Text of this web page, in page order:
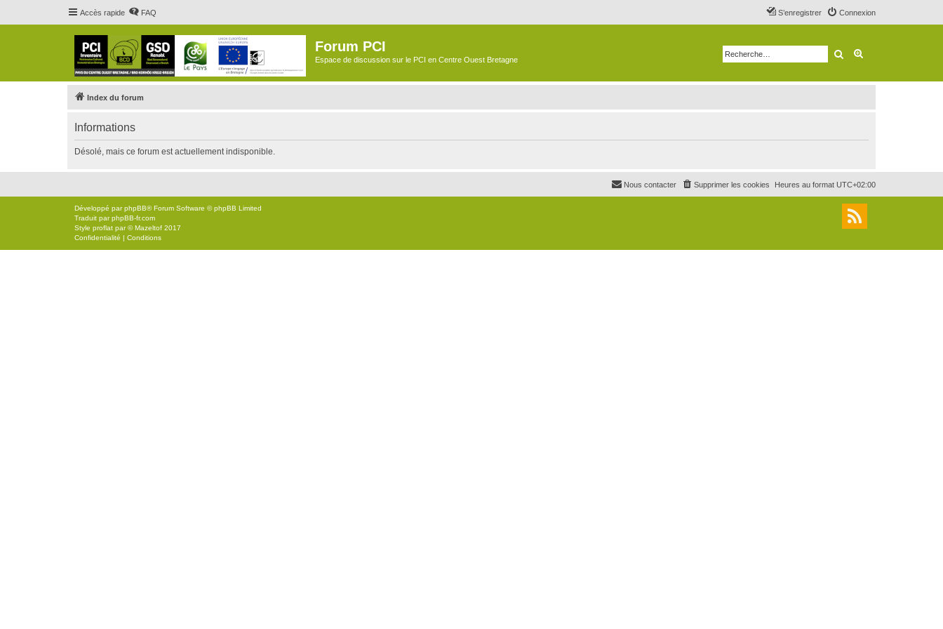
Accès rapide FAQ Connexion
S’enregistrer
Forum PCI
Espace de discussion sur le PCI en Centre Ouest Bretagne Rechercher
Index du forum
Informations
Désolé, mais ce forum est actuellement indisponible.
Heures au format UTC+02:00
Supprimer les cookies
Nous contacter
Développé parphpBB® Forum Software © phpBB Limited
Traduit parphpBB-fr.com
Style proflat par ©Mazeltof 2017
Confidentialité | Conditions